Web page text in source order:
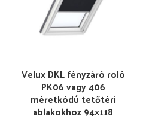
Velux DKL fényzáró roló
PK06 vagy 406
méretkódú tetőtéri
ablakokhoz 94×118